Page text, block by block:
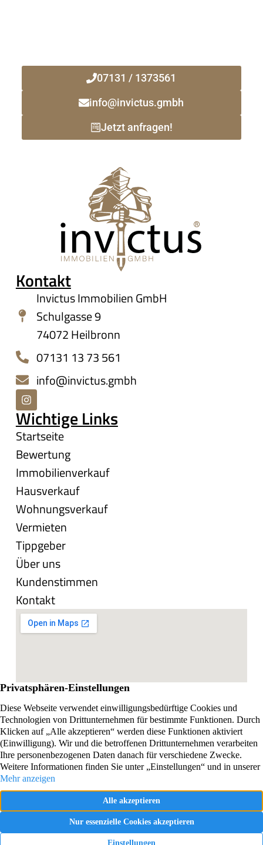
07131 / 1373561
info@invictus.gmbh
Jetzt anfragen!
Kontakt
Invictus Immobilien GmbH
Schulgasse 9
74072 Heilbronn
07131 13 73 561
info@invictus.gmbh
Wichtige Links
Startseite
Bewertung
Immobilienverkauf
Hausverkauf
Wohnungsverkauf
Vermieten
Tippgeber
Über uns
Kundenstimmen
Kontakt
Datenschutzerklärung
Vertrag widerrufen